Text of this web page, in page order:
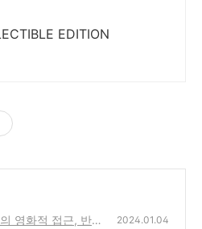
EDITION
영화적 접근, 반응
2024.01.04